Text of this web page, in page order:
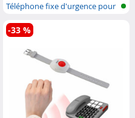
Téléphone fixe d'urgence pour
senio...
-33 %